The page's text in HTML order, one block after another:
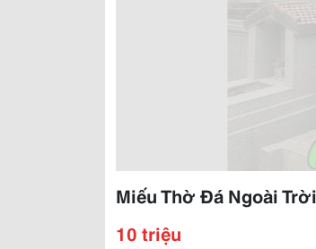
Miếu Thờ Đá Ngoài
10 triệu